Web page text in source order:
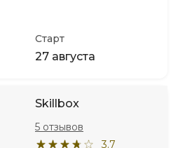
Старт
27 августа
Skillbox
3.7
5 отзывов